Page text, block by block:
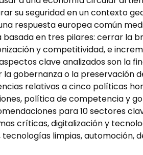
su seguridad en un contexto
respuesta europea común
basada en tres pilares: cerrar la
y competitividad, e
clave analizados son la
gobernanza o la preservación
relativas a cinco políticas
política de competencia y
para 10 sectores
críticas, digitalización y
limpias, automoción,